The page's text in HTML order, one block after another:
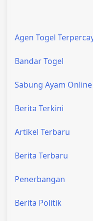
Agen Togel
Bandar Togel
Sabung Ayam Online
Berita Terkini
Artikel Terbaru
Berita Terbaru
Penerbangan
Berita Politik